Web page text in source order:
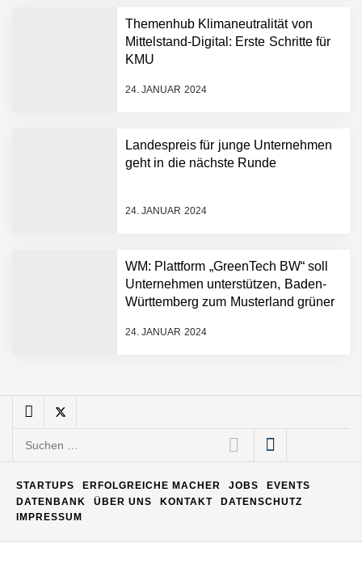
Themenhub Klimaneutralität von
Mittelstand-Digital: Erste Schritte für
KMU
24. JANUAR 2024
Landespreis für junge Unternehmen
geht in die nächste Runde
24. JANUAR 2024
WM: Plattform „GreenTech BW“ soll
Unternehmen unterstützen, Baden-
Württemberg zum Musterland grüner
24. JANUAR 2024
Humanoider Roboter bringt
Hightech ins Stadion
Simulationsdienstleistung in
FiniteNow ermöglicht
Entwicklungsprozesse
Pyck im Employer Portrait
Maximilian Mack von Pyck
Generation von Warehouse
Software – flexibel, offen,
ELOPRINT im Employer
Portrait
Suchen
STARTUPS ERFOLGREICHE MACHER JOBS
EVENTS
DATENBANK
ÜBER UNS KONTAKT
DATENSCHUTZ
IMPRESSUM